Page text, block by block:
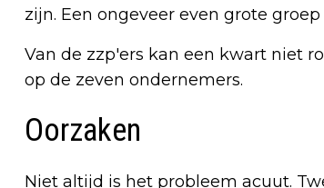
zijn. Een ongeveer even grote
Van de zzp'ers kan een kwart niet
op de zeven ondernemers.
Oorzaken
Niet altijd is het probleem acuut.